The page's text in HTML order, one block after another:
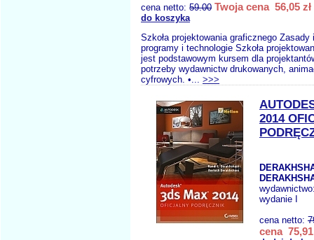
cena netto: 59.00 Twoja cena 56,05 zł
do koszyka
Szkoła projektowania graficznego
programy i technologie Szkoła
jest podstawowym kursem dla
potrzeby wydawnictw drukowanych,
cyfrowych. •... >>>
2014
wydanie I
cena netto:
cena 75,91